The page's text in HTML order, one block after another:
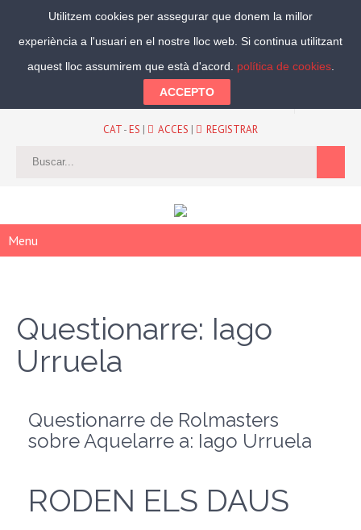
Segueix-nos:
CAT-ES | ACCES | REGISTRAR
Menu
Questionarre: Iago
Urruela
Questionarre de Rolmasters
sobre Aquelarre a: Iago Urruela
RODEN ELS DAUS
Utilitzem cookies per assegurar que donem la millor
experiència a l'usuari en el nostre lloc web. Si continua utilitzant
aquest lloc assumirem que està d'acord. política de cookies.
ACCEPTO